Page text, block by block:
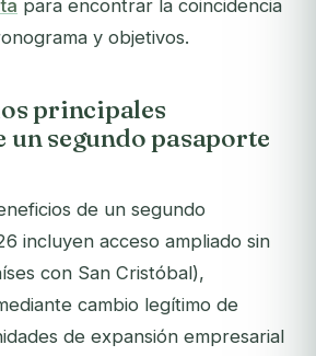
para encontrar la coincidencia
y objetivos.
principales
un segundo pasaporte
de un segundo
incluyen acceso ampliado sin
con San Cristóbal),
cambio legítimo de
de expansión empresarial